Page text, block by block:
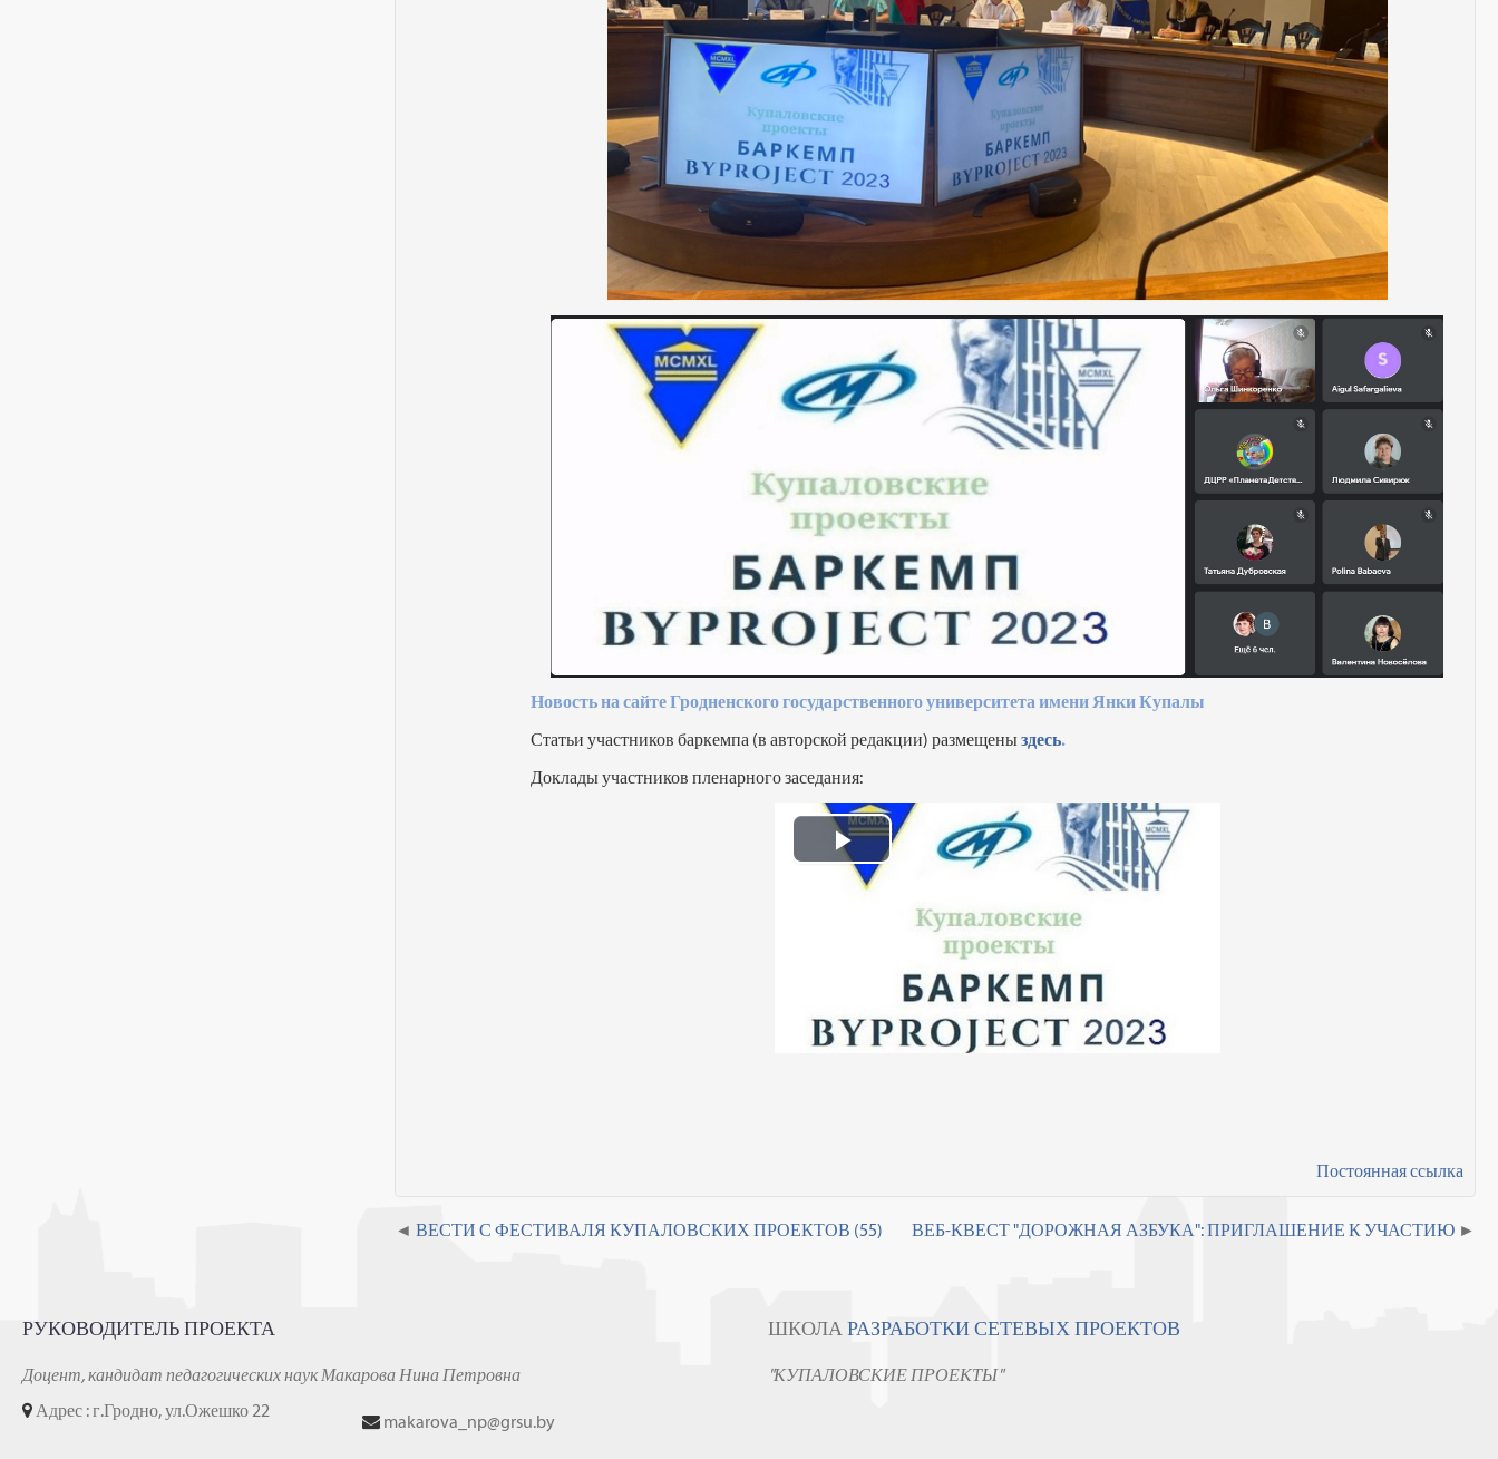
Новость на сайте Гродненского государственного университета имени Янки Купалы
Статьи участников баркемпа (в авторской редакции) размещеныздесь.
Доклады участников пленарного заседания:
Воспроизвести
видео
Постоянная ссылка
ВЕСТИ С ФЕСТИВАЛЯ КУПАЛОВСКИХ ПРОЕКТОВ (55) ВЕБ-КВЕСТ "ДОРОЖНАЯ АЗБУКА": ПРИГЛАШЕНИЕ К УЧАСТИЮ
РУКОВОДИТЕЛЬ ПРОЕКТА
Доцент, кандидат педагогических наук Макарова Нина Петровна
Адрес : г.Гродно, ул.Ожешко 22
makarova_np@grsu.by
ШКОЛА РАЗРАБОТКИ СЕТЕВЫХ ПРОЕКТОВ
"КУПАЛОВСКИЕ ПРОЕКТЫ"